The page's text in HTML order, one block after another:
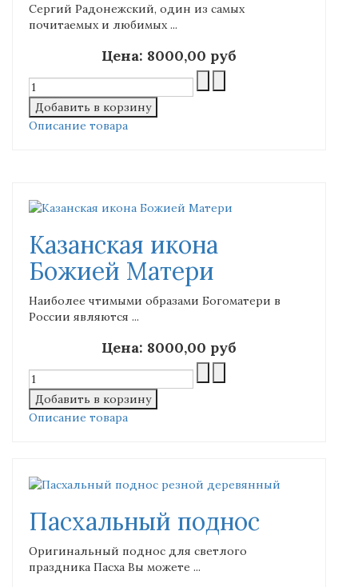
Сергий Радонежский, один из самых
почитаемых и любимых ...
Цена: 8000,00 руб
Описание товара
Казанская икона
Божией Матери
Наиболее чтимыми образами Богоматери в
России являются ...
Цена: 8000,00 руб
Описание товара
Пасхальный поднос
Оригинальный поднос для светлого
праздника Пасха Вы можете ...